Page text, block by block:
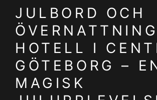
JULBORD OCH
HOTELL I
GÖTEBORG –
MAGISK